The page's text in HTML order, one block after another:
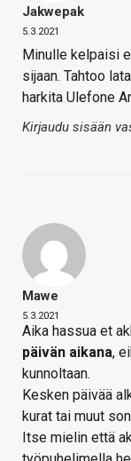
Jakwepak
5.3.2021
Minulle kelpaisi
sijaan. Tahtoo
harkita Ulefone
Kirjaudu sisään
Mawe
5.3.2021
Aika hassua et
päivän aikana,
kunnoltaan.
Kesken päivää
kurat tai muut
Itse mielin että